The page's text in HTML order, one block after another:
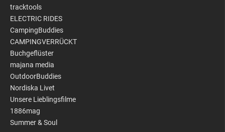
tracktools
ELECTRIC RIDES
CampingBuddies
CAMPINGVERRÜCKT
Buchgeflüster
majana media
OutdoorBuddies
Nordiska Livet
Unsere Lieblingsfilme
1886mag
Summer & Soul